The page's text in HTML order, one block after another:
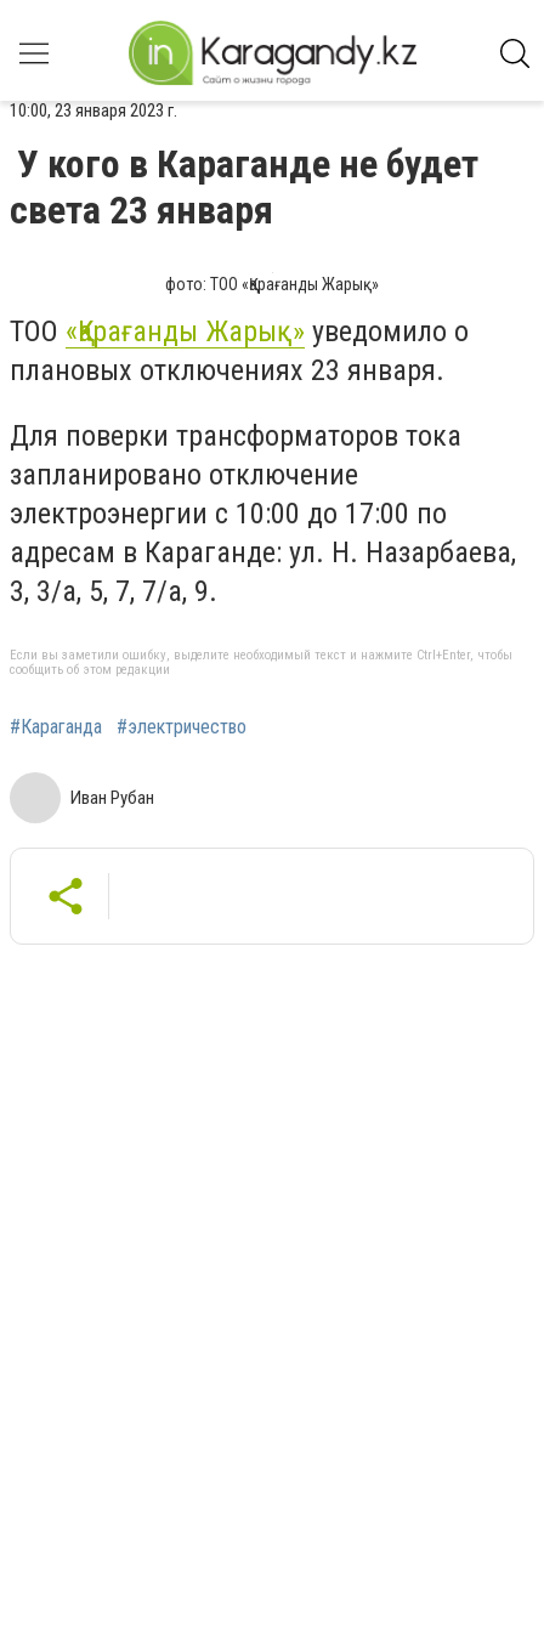
10:00, 23 января 2023 г.
У кого в Караганде не будет
света 23 января
фото: ТОО «Қарағанды Жарық»
ТОО «Қарағанды Жарық» уведомило о
плановых отключениях 23 января.
Для поверки трансформаторов тока
запланировано отключение
электроэнергии с 10:00 до 17:00 по
адресам в Караганде: ул. Н. Назарбаева,
3, 3/а, 5, 7, 7/а, 9.
Если вы заметили ошибку, выделите необходимый текст и нажмите Ctrl+Enter, чтобы
сообщить об этом редакции
#Караганда #электричество
Иван Рубан